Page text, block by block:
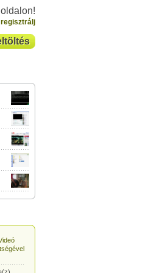
regisztrálj
tippet.